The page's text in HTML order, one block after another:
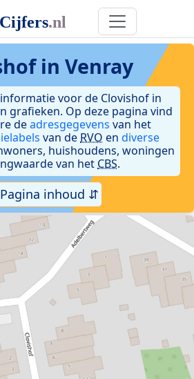
in Venray
voor de Clovishof in
grafieken. Op deze pagina vind
deadresgegevens van het
van de RVO en diverse
huishoudens, woningen
van het CBS.
Pagina inhoud ⇵